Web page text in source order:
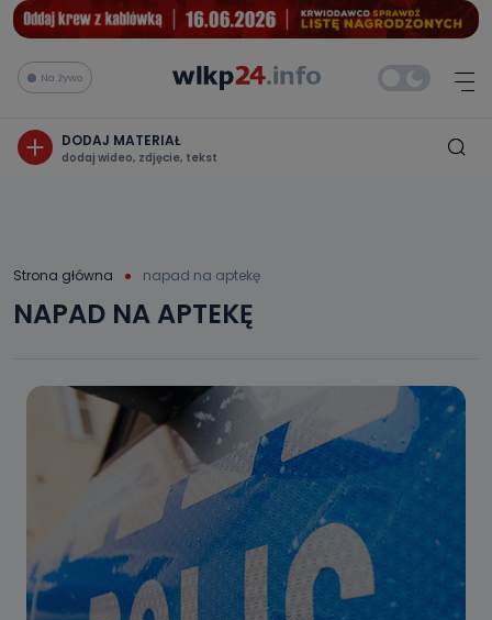
Na żywo
DODAJ MATERIAŁ
dodaj wideo, zdjęcie, tekst
Strona główna napad na aptekę
NAPAD NA APTEKĘ